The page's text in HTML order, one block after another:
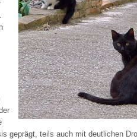
geprägt, teils auch mit deutlichen